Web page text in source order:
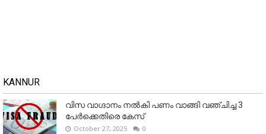
KANNUR
വിസ വാഗ്ദാനം നൽകി പണം വാങ്ങി വഞ്ചിച്ച 3
പേർക്കെതിരെ കേസ്
October 27, 2025 0